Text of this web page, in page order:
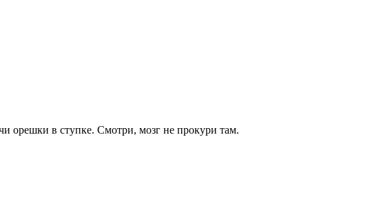
орешки в ступке. Смотри, мозг не прокури там.